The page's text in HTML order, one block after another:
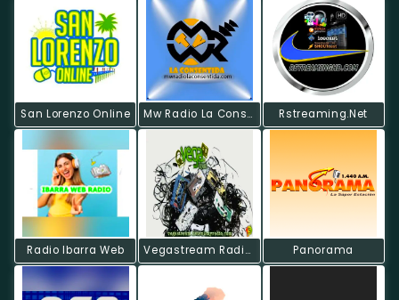
San Lorenzo Online Mw Radio La Consentida Rstreaming.Net
Radio Ibarra Web Vegastream Radio +plus Panorama